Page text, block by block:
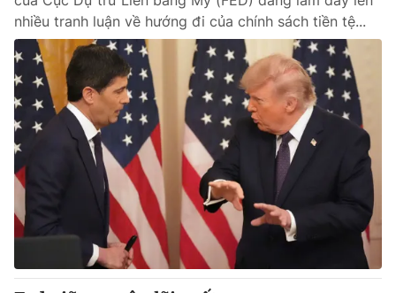
VTV9 VTV8
Liên hệ tòa soạn English
THỜI BÁO VTV
Theo dõi báo trên
Cơ quan chủ quản:Đài Truyền hình Việt Nam
Cơ quan báo chí:Thời báo VTV
nhiều tranh luận về hướng đi của chính sách tiền tệ...